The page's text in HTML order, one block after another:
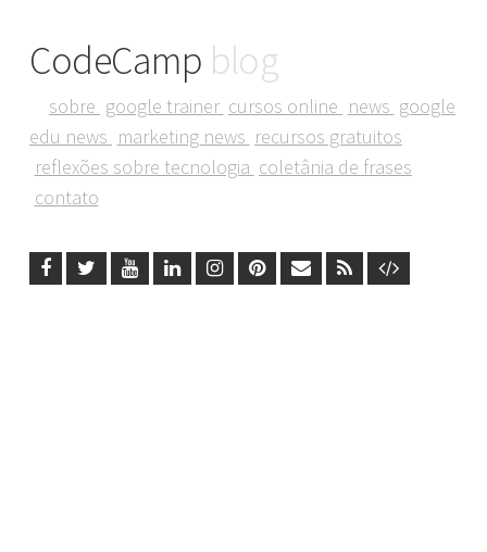
CodeCamp blog
sobre google trainer cursos online news google
edu news marketing news recursos gratuitos
reflexões sobre tecnologia coletânia de frases
contato